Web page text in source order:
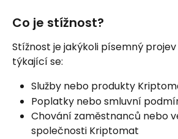
Co je stížnost?
Stížnost je jakýkoli písemný
týkající se:
Služby nebo produkty
Poplatky nebo smluvní
Chování zaměstnanců nebo
společnosti Kriptomat